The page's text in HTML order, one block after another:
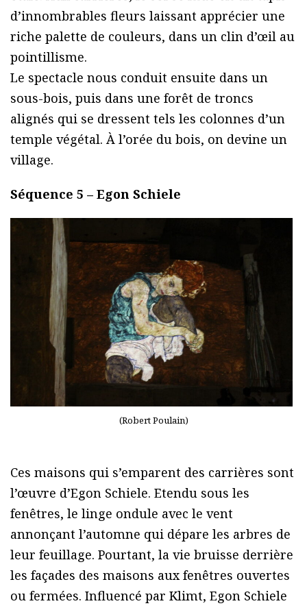
d’innombrables fleurs laissant apprécier une
riche palette de couleurs, dans un clin d’œil au
pointillisme.
Le spectacle nous conduit ensuite dans un
sous-bois, puis dans une forêt de troncs
alignés qui se dressent tels les colonnes d’un
temple végétal. À l’orée du bois, on devine un
village.
Séquence 5 – Egon Schiele
(Robert Poulain)
Ces maisons qui s’emparent des carrières sont
l’œuvre d’Egon Schiele. Etendu sous les
fenêtres, le linge ondule avec le vent
annonçant l’automne qui dépare les arbres de
leur feuillage. Pourtant, la vie bruisse derrière
les façades des maisons aux fenêtres ouvertes
ou fermées. Influencé par Klimt, Egon Schiele